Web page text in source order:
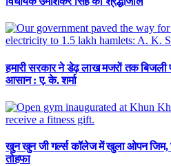
हमारी सरकार ने डेढ़ लाख मजरों तक बिजली
आसान : ए. के. शर्मा
खुन खुन जी गर्ल्स कॉलेज में खुला ओपन जिम,
तोहफा